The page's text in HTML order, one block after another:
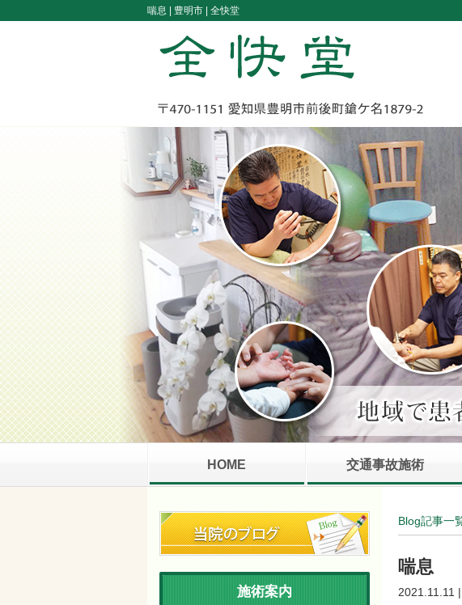
喘息 | 豊明市 | 全快堂
HOME 交通事故施術
Blog記事一
喘息
2021.11.11
施術案内